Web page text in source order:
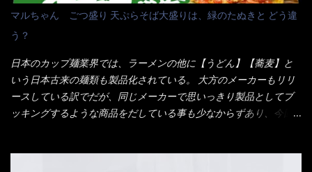
居たと思うけど・・・ 判らず店員さんを呼ぶピンポンを・・・ク
ーポンなんだけどと伝えると、丁寧にタッチパネルで～と教えて
くれたが、何故かタッチパネルがクーポンを受け付けない！！ 店
員さんも、アレー？といいながら私が受け付けますので・・・と
消えていった。 タッチパネルのやつ、安いのは嫌うんだな！？こ
のヤロー！ 待つ事暫し・・・10分は越えたと思うけど・・・出て
来ました。 こちらが本日のサラメシ【ホーリーバジル香る、タイ
く行きましたねぇ～ だからタイ料理屋さんには、辛味剤・酢・ナ
マルちゃん ごつ盛り 天ぷらそば大盛りは、緑のたぬきと どう違
う？
日本のカップ麺業界では、ラーメンの他に【うどん】【蕎麦】と
いう日本古来の麺類も製品化されている。 大方のメーカーもリリ
ースしている訳でだが、同じメーカーで思いっきり製品としてブ
ッキングするような商品をだしている事も少なからずあり、今回